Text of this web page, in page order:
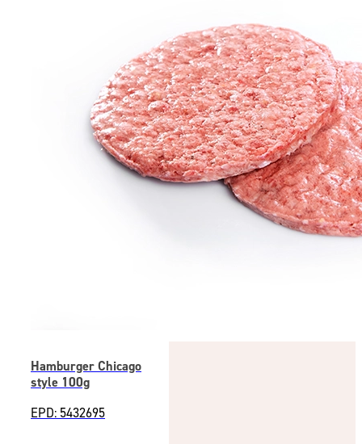
Hamburger Chicago
style 100g
EPD: 5432695